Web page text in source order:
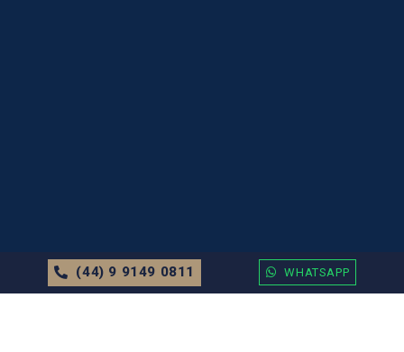
(44) 9 9149 0811 WHATSAPP